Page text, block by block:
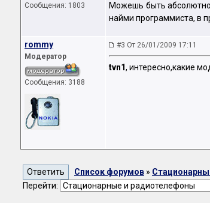
Сообщения: 1803
Можешь быть абсолютно
найми программиста, в
rommy
Модератор
Сообщения: 3188
#3 От 26/01/2009 17:11
tvn1, интересно,какие
Список форумов »
Перейти: